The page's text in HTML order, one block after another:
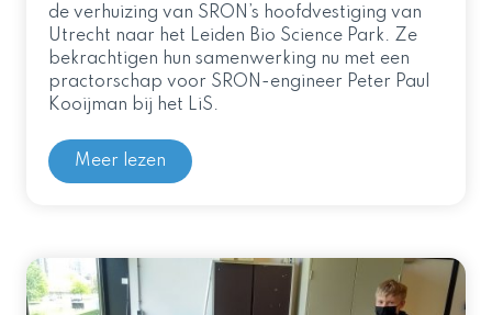
de verhuizing van SRON’s hoofdvestiging van
Utrecht naar het Leiden Bio Science Park. Ze
bekrachtigen hun samenwerking nu met een
practorschap voor SRON-engineer Peter Paul
Kooijman bij het LiS.
Meer lezen